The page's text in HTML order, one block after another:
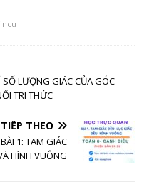
LƯỢNG GIÁC CỦA GÓC
TRI THỨC
TIẾP THEO
1: TAM GIÁC
HÌNH VUÔNG